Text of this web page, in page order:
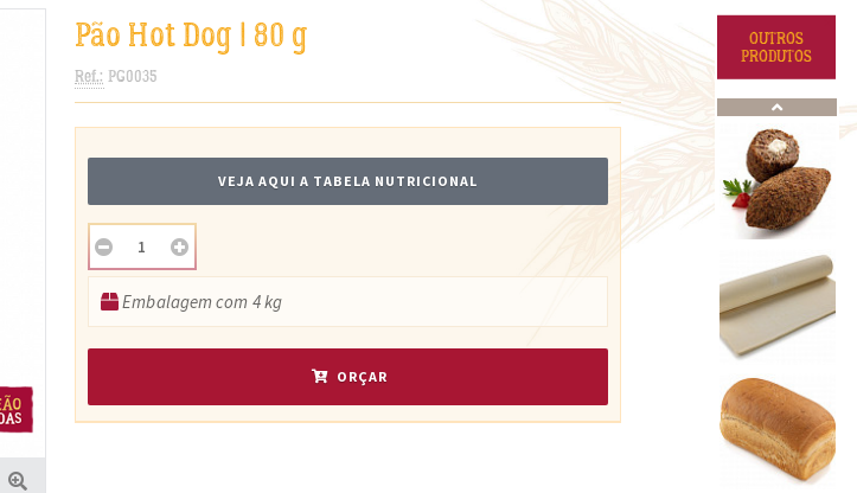
×
OUTROS
PRODUTOS
Pão Hot Dog | 80 g
Ref.: PG0035
VEJA AQUI A TABELA NUTRICIONAL
Embalagem com 4 kg
ORÇAR